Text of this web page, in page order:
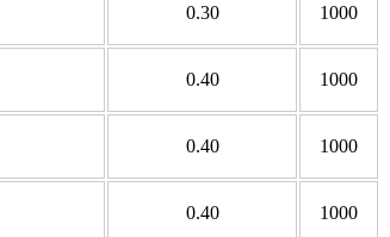
0.30 1000
0.40 1000
0.40 1000
0.40 1000